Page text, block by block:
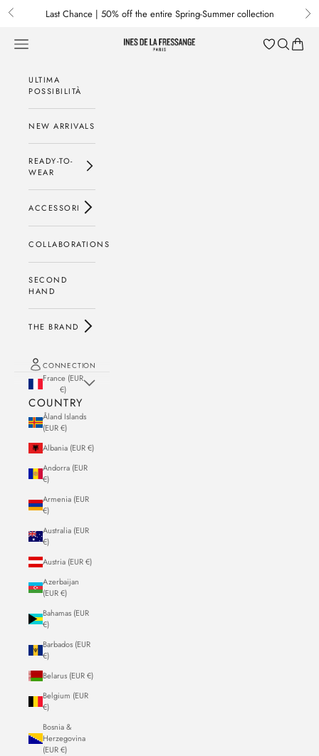
Passa al contenuto
Previous Last Chance | 50% off the entire Spring-Summer collection Next
Ines de la Fressange Paris
Menu CercaBasket
ULTIMA
POSSIBILITÀ
NEW ARRIVALS
READY-TO-
WEAR
ACCESSORI
COLLABORATIONS
SECOND
HAND
THE BRAND
CONNECTION
France (EUR
€)
COUNTRY
Åland Islands
(EUR €)
Albania (EUR €)
Andorra (EUR
€)
Armenia (EUR
€)
Australia (EUR
€)
Austria (EUR €)
Azerbaijan
(EUR €)
Bahamas (EUR
€)
Barbados (EUR
€)
Belarus (EUR €)
Belgium (EUR
€)
Bosnia &
Herzegovina
(EUR €)